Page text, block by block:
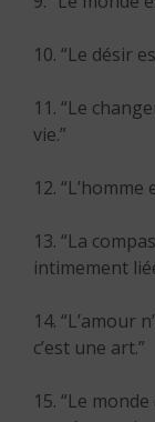
10. “Le désir
11. “Le
vie.”
12.
13. “La
intimement
14. “L’amour
c’est une art.”
15. “Le